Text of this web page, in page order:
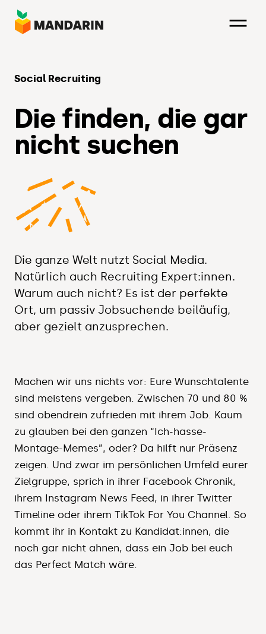
Direkt
zum
Social Recruiting
Die finden, die gar
nicht suchen
Die ganze Welt nutzt Social Media.
Natürlich auch Recruiting Expert:innen.
Warum auch nicht? Es ist der perfekte
Ort, um passiv Jobsuchende beiläufig,
aber gezielt anzusprechen.
Machen wir uns nichts vor: Eure Wunschtalente
sind meistens vergeben. Zwischen 70 und 80 %
sind obendrein zufrieden mit ihrem Job. Kaum
zu glauben bei den ganzen “Ich-hasse-
Montage-Memes”, oder? Da hilft nur Präsenz
zeigen. Und zwar im persönlichen Umfeld eurer
Zielgruppe, sprich in ihrer Facebook Chronik,
ihrem Instagram News Feed, in ihrer Twitter
Timeline oder ihrem TikTok For You Channel. So
kommt ihr in Kontakt zu Kandidat:innen, die
noch gar nicht ahnen, dass ein Job bei euch
das Perfect Match wäre.